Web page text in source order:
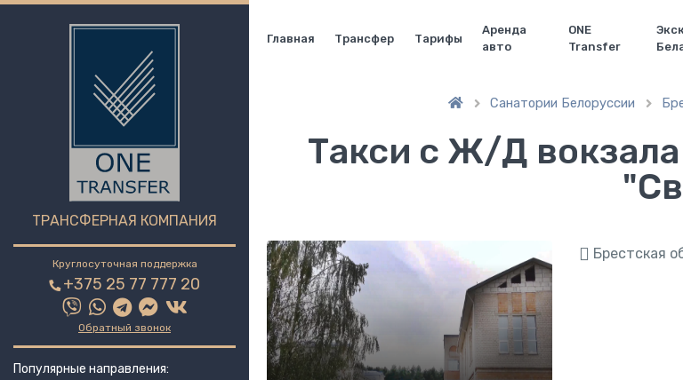
ТРАНСФЕРНАЯ КОМПАНИЯ
Круглосуточная поддержка
+375 25 77 777 20
Обратный звонок
Популярные направления:
Главная Трансфер Тарифы
Аренда
авто
ONE
Transfer
 Санатории Белоруссии 
Такси с Ж/Д
Брестская